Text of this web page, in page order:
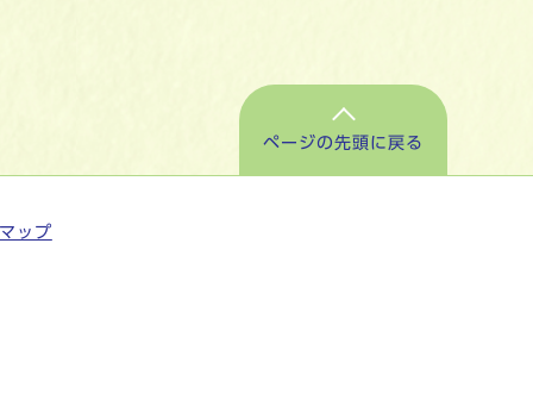
ページの先頭に戻る
ップ